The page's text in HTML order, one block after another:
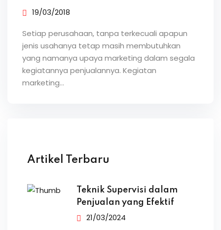
19/03/2018
Setiap perusahaan, tanpa terkecuali apapun
jenis usahanya tetap masih membutuhkan
yang namanya upaya marketing dalam segala
kegiatannya penjualannya. Kegiatan
marketing…
Artikel Terbaru
Teknik Supervisi dalam
Penjualan yang Efektif
21/03/2024